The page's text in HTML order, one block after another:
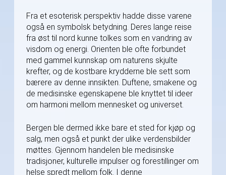
Fra et esoterisk perspektiv hadde disse varene
også en symbolsk betydning. Deres lange reise
fra øst til nord kunne tolkes som en vandring av
visdom og energi. Orienten ble ofte forbundet
med gammel kunnskap om naturens skjulte
krefter, og de kostbare krydderne ble sett som
bærere av denne innsikten. Duftene, smakene og
de medisinske egenskapene ble knyttet til ideer
om harmoni mellom mennesket og universet.
Bergen ble dermed ikke bare et sted for kjøp og
salg, men også et punkt der ulike verdensbilder
møttes. Gjennom handelen ble medisinske
tradisjoner, kulturelle impulser og forestillinger om
helse spredt mellom folk. I denne